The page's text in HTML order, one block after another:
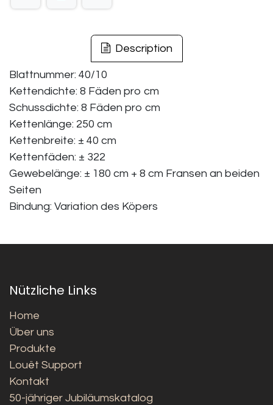
Description
Blattnummer: 40/10
Kettendichte: 8 Fäden pro cm
Schussdichte: 8 Fäden pro cm
Kettenlänge: 250 cm
Kettenbreite: ± 40 cm
Kettenfäden: ± 322
Gewebelänge: ± 180 cm + 8 cm Fransen an beiden
Seiten
Bindung: Variation des Köpers
Nützliche Links
Home
Über uns
Produkte
Louët Support
Kontakt
50-jähriger Jubiläumskatalog